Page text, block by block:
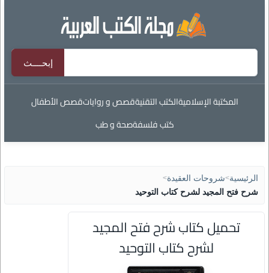
المكتبة الإسلاميةالكتب التقنيةقصص و رواياتقصص الأطفال
كتب فلسفةصحة و طب
الرئيسية>شروحات العقيدة>
شرح فتح المجيد لشرح كتاب التوحيد
تحميل كتاب شرح فتح المجيد
لشرح كتاب التوحيد